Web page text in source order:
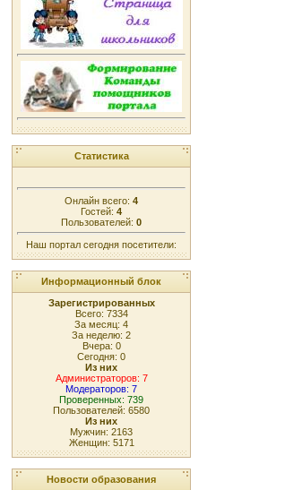
Статистика
Онлайн всего: 4
Гостей: 4
Пользователей: 0
Наш портал сегодня посетители:
Информационный блок
Зарегистрированных
Всего: 7334
За месяц: 4
За неделю: 2
Вчера: 0
Сегодня: 0
Из них
Администраторов: 7
Модераторов: 7
Проверенных: 739
Пользователей: 6580
Из них
Мужчин: 2163
Женщин: 5171
Новости образования